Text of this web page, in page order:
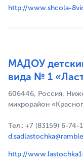
http://www.shcola-
МАДОУ
вида № 1
606446, Россия,
микрорайон
Тел.: +7 (83159) 6-74-
http://